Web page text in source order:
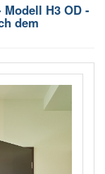
H3 OD -
dem